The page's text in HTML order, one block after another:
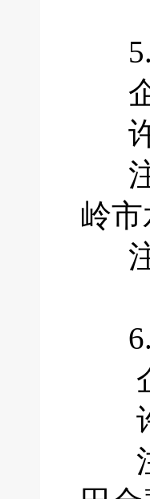
5.
企
许
注
岭
注
6.
企
许
注